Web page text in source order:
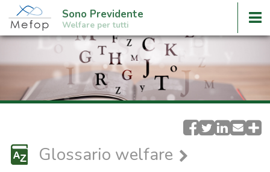
Sono Previdente
Welfare per tutti
Glossario welfare